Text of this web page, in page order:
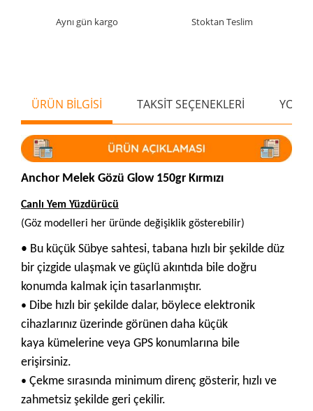
Aynı gün kargo Stoktan Teslim
ÜRÜN BİLGİSİ TAKSİT SEÇENEKLERİ
Anchor Melek Gözü Glow 150gr Kırmızı
Canlı Yem Yüzdürücü
(Göz modelleri her üründe değişiklik gösterebilir)
• Bu küçük Sübye sahtesi, tabana hızlı bir şekilde düz
bir çizgide ulaşmak ve güçlü akıntıda bile doğru
konumda kalmak için tasarlanmıştır.
• Dibe hızlı bir şekilde dalar, böylece elektronik
cihazlarınız üzerinde görünen daha küçük
kaya kümelerine veya GPS konumlarına bile
erişirsiniz.
• Çekme sırasında minimum direnç gösterir, hızlı ve
zahmetsiz şekilde geri çekilir.